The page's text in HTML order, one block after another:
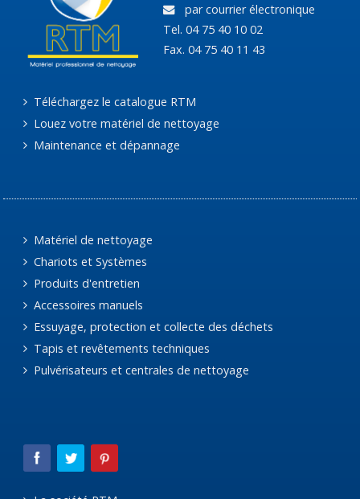
par courrier électronique
Tel. 04 75 40 10 02
Fax. 04 75 40 11 43
Téléchargez le catalogue RTM
Louez votre matériel de nettoyage
Maintenance et dépannage
Matériel de nettoyage
Chariots et Systèmes
Produits d'entretien
Accessoires manuels
Essuyage, protection et collecte des déchets
Tapis et revêtements techniques
Pulvérisateurs et centrales de nettoyage